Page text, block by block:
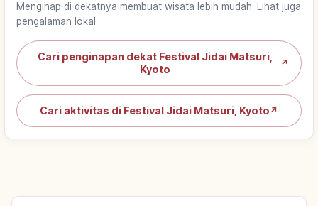
Menginap di dekatnya membuat wisata lebih mudah. Lihat juga
pengalaman lokal.
Cari penginapan dekat Festival Jidai Matsuri,
Kyoto
↗
Cari aktivitas di Festival Jidai Matsuri, Kyoto ↗